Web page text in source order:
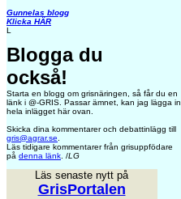
Gunnelas blogg
Klicka HÄR
L
Blogga du
också!
Starta en blogg om grisnäringen, så får du en
länk i @-GRIS. Passar ämnet, kan jag lägga in
hela inlägget här ovan.
Skicka dina kommentarer och debattinlägg till
gris@agrar.se
Läs tidigare kommentarer från grisuppfödare
på denna länk . /LG
Läs senaste nytt på
GrisPortalen